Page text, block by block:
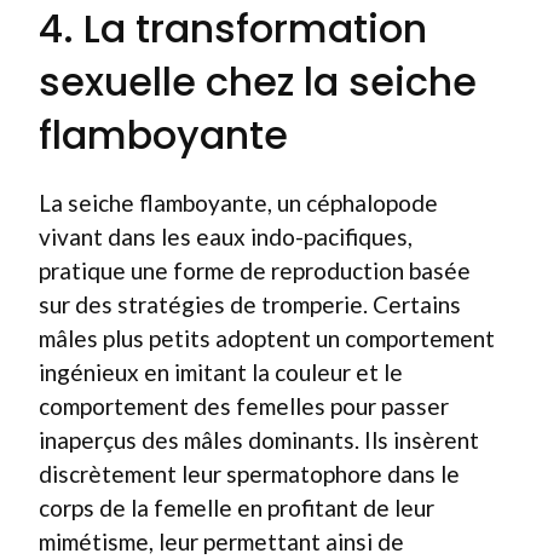
4. La transformation
sexuelle chez la seiche
flamboyante
La seiche flamboyante, un céphalopode
vivant dans les eaux indo-pacifiques,
pratique une forme de reproduction basée
sur des stratégies de tromperie. Certains
mâles plus petits adoptent un comportement
ingénieux en imitant la couleur et le
comportement des femelles pour passer
inaperçus des mâles dominants. Ils insèrent
discrètement leur spermatophore dans le
corps de la femelle en profitant de leur
mimétisme, leur permettant ainsi de